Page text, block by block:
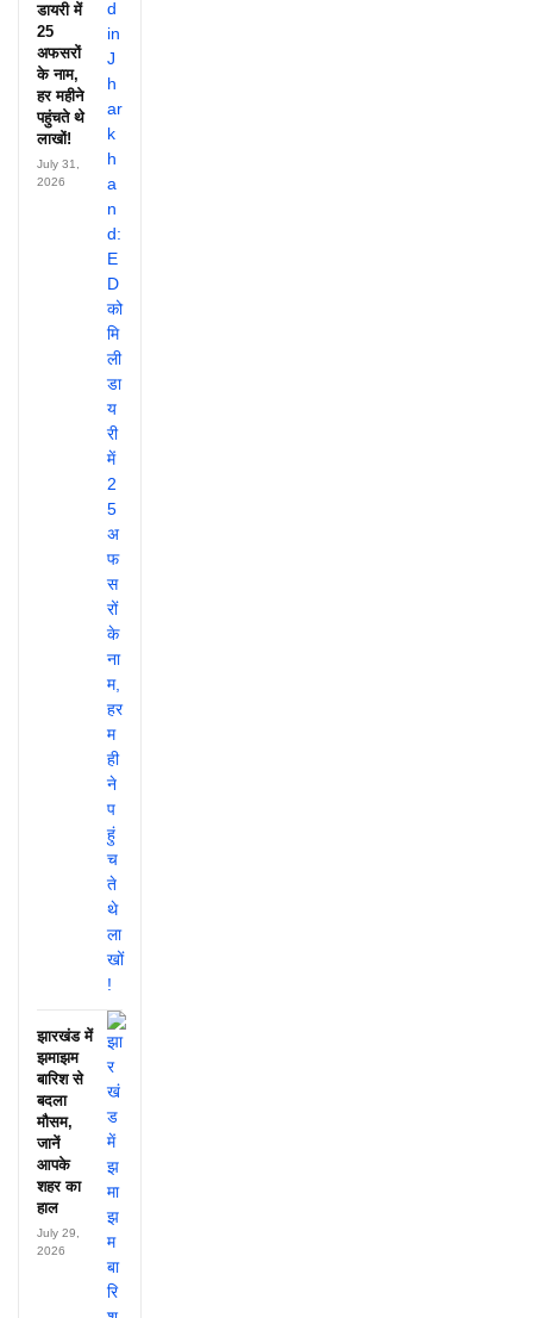
डायरी में
25
अफसरों
के नाम,
हर महीने
पहुंचते थे
लाखों!
July 31,
2026
झारखंड में
झमाझम
बारिश से
बदला
मौसम,
जानें
आपके
शहर का
हाल
July 29,
2026